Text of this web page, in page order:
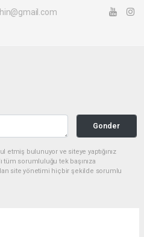
Gonder
etmiş bulunuyor ve siteye yaptığınız
sorumluluğu tek başınıza
site yönetimi hiçbir şekilde sorumlu